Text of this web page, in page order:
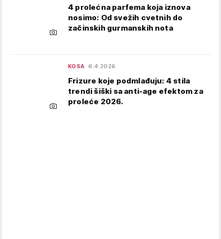
4 prolećna parfema koja iznova
nosimo: Od svežih cvetnih do
začinskih gurmanskih nota
KOSA 6.4.2026.
Frizure koje podmlađuju: 4 stila
trendi šiški sa anti-age efektom za
proleće 2026.